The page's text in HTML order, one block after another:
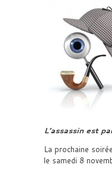
L’assassin est
La prochaine
le samedi 8